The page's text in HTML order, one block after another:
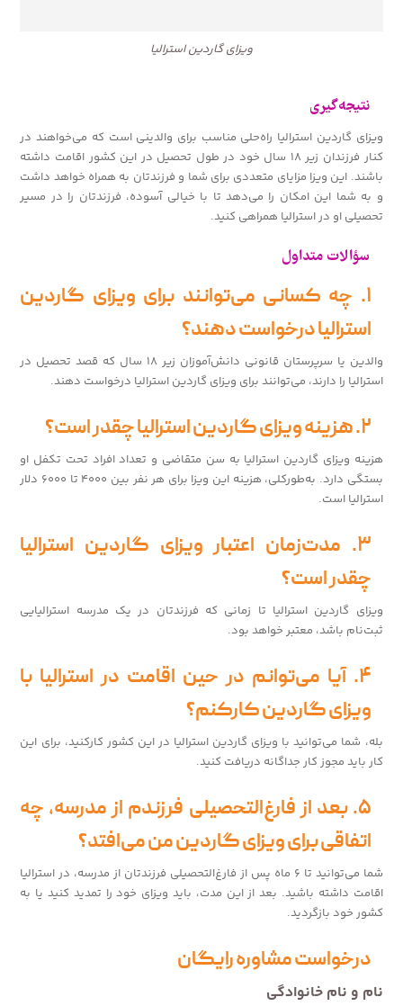
ویزای گاردین استرالیا
نتیجه‌گیری
ویزای گاردین استرالیا راه‌حلی مناسب برای والدینی است که می‌خواهند در
کنار فرزندان زیر ۱۸ سال خود در طول تحصیل در این کشور اقامت داشته
باشند. این ویزا مزایای متعددی برای شما و فرزندتان به همراه خواهد داشت
و به شما این امکان را می‌دهد تا با خیالی آسوده، فرزندتان را در مسیر
تحصیلی او در استرالیا همراهی کنید.
سؤالات متداول
۱. چه کسانی می‌توانند برای ویزای گاردین
استرالیا درخواست دهند؟
والدین یا سرپرستان قانونی دانش‌آموزان زیر ۱۸ سال که قصد تحصیل در
استرالیا را دارند، می‌توانند برای ویزای گاردین استرالیا درخواست دهند.
۲. هزینه ویزای گاردین استرالیا چقدر است؟
هزینه ویزای گاردین استرالیا به سن متقاضی و تعداد افراد تحت تکفل او
بستگی دارد. به‌طورکلی، هزینه این ویزا برای هر نفر بین ۴۰۰۰ تا ۶۰۰۰ دلار
استرالیا است.
۳. مدت‌زمان اعتبار ویزای گاردین استرالیا
چقدر است؟
ویزای گاردین استرالیا تا زمانی که فرزندتان در یک مدرسه استرالیایی
ثبت‌نام باشد، معتبر خواهد بود.
۴. آیا می‌توانم در حین اقامت در استرالیا با
ویزای گاردین کارکنم؟
بله، شما می‌توانید با ویزای گاردین استرالیا در این کشور کارکنید، برای این
کار باید مجوز کار جداگانه دریافت کنید.
۵. بعد از فارغ‌التحصیلی فرزندم از مدرسه، چه
اتفاقی برای ویزای گاردین من می‌افتد؟
شما می‌توانید تا ۶ ماه پس از فارغ‌التحصیلی فرزندتان از مدرسه، در استرالیا
اقامت داشته باشید. بعد از این مدت، باید ویزای خود را تمدید کنید یا به
کشور خود بازگردید.
درخواست مشاوره رایگان
نام و نام خانوادگی